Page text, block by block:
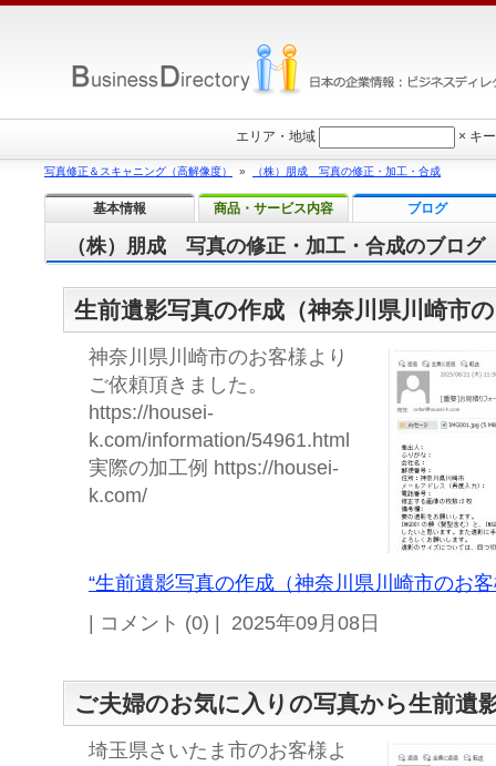
（株）朋成 写真の修正・加工・合成のブログ
生前遺影写真の作成（神奈川県川崎市
神奈川県川崎市のお客様より
ご依頼頂きました。
https://housei-
k.com/information/54961.html
実際の加工例 https://housei-
k.com/
“生前遺影写真の作成（神奈川県川崎市のお
| コメント (0) | 2025年09月08日
ご夫婦のお気に入りの写真から生前遺
埼玉県さいたま市のお客様よ
エリア・地域 × キ
写真修正＆スキャニング（高解像度） » （株）朋成 写真の修正・加工・合成
基本情報 商品・サービス内容 ブログ